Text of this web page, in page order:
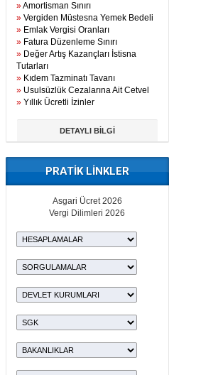
»Amortisman Sınırı
» Vergiden Müstesna Yemek Bedeli
» Emlak Vergisi Oranları
» Fatura Düzenleme Sınırı
» Değer Artış Kazançları İstisna
Tutarları
» Kıdem Tazminatı Tavanı
» Usulsüzlük Cezalarına Ait Cetvel
» Yıllık Ücretli İzinler
DETAYLI BİLGİ
PRATİK LİNKLER
Asgari Ücret 2026
Vergi Dilimleri 2026